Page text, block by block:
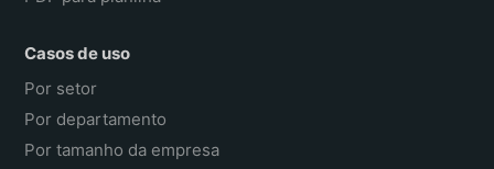
Casos de uso
Por setor
Por departamento
Por tamanho da empresa